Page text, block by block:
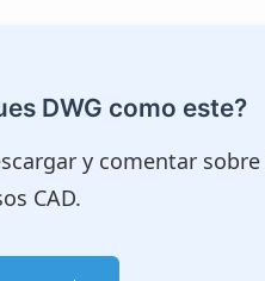
DWG como este?
y comentar
CAD.